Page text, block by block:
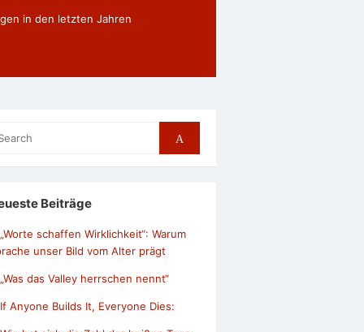
in den letzten Jahren
Search
Beiträge
„Worte schaffen Wirklichkeit“: Warum
unser Bild vom Alter prägt
„Was das Valley herrschen nennt“
If Anyone Builds It, Everyone Dies: